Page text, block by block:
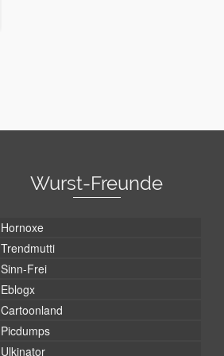
Wurst-Freunde
Hornoxe
Trendmutti
Sinn-Frei
Eblogx
Cartoonland
Picdumps
Ulkinator